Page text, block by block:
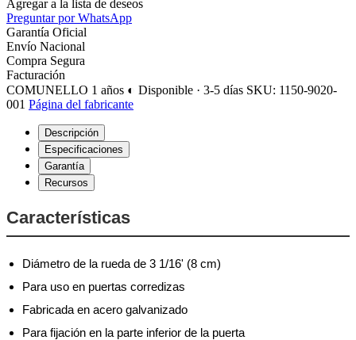
Agregar a la lista de deseos
Preguntar por WhatsApp
Garantía Oficial
Envío Nacional
Compra Segura
Facturación
COMUNELLO 1 años ◐ Disponible · 3-5 días SKU: 1150-9020-
001 Página del fabricante
Descripción
Especificaciones
Garantía
Recursos
Características
Diámetro de la rueda de 3 1/16' (8 cm)
Para uso en puertas corredizas
Fabricada en acero galvanizado
Para fijación en la parte inferior de la puerta